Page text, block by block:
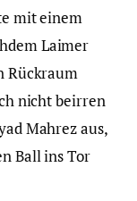
mit einem
Laimer
Rückraum
nicht beirren
Mahrez aus,
Ball ins Tor